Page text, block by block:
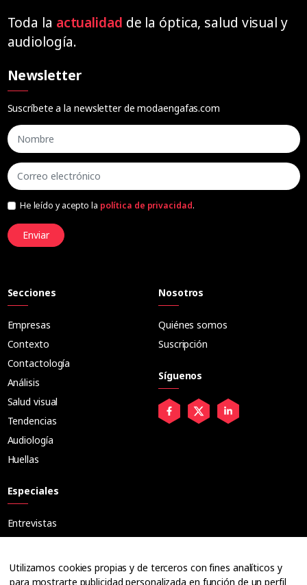
Toda la actualidad de la óptica, salud visual y
audiología.
Newsletter
Suscríbete a la newsletter de modaengafas.com
He leído y acepto la política de privacidad.
Enviar
Secciones
Empresas
Contexto
Contactología
Análisis
Salud visual
Tendencias
Audiología
Huellas
Especiales
Entrevistas
Ópticos
Cuadernos
Nosotros
Quiénes somos
Suscripción
Síguenos
Utilizamos cookies propias y de terceros con fines analíticos y
para mostrarte publicidad personalizada en función de un perfil